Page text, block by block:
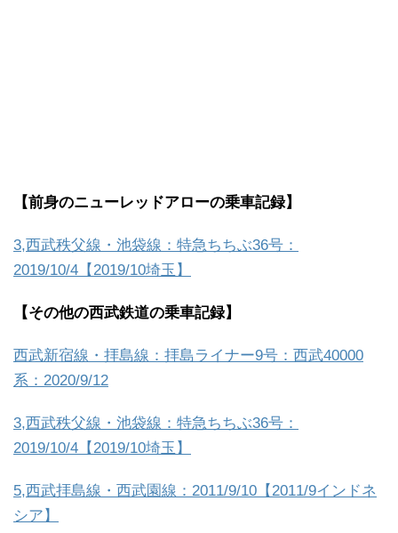
【前身のニューレッドアローの乗車記録】
3,西武秩父線・池袋線：特急ちちぶ36号：
2019/10/4【2019/10埼玉】
【その他の西武鉄道の乗車記録】
西武新宿線・拝島線：拝島ライナー9号：西武40000
系：2020/9/12
3,西武秩父線・池袋線：特急ちちぶ36号：
2019/10/4【2019/10埼玉】
5,西武拝島線・西武園線：2011/9/10【2011/9インドネ
シア】